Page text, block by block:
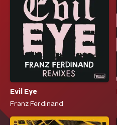
Evil Eye
Franz Ferdinand